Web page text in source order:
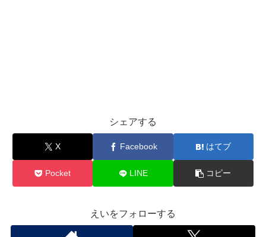
シェアする
X Facebook はてブ
Pocket LINE コピー
えいをフォローする